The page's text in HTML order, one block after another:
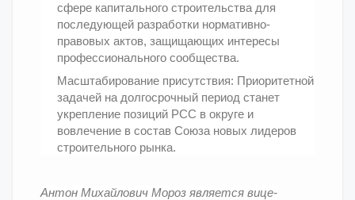
сфере капитального строительства для
последующей разработки нормативно-
правовых актов, защищающих интересы
профессионального сообщества.
Масштабирование присутствия: Приоритетной
задачей на долгосрочный период станет
укрепление позиций РСС в округе и
вовлечение в состав Союза новых лидеров
строительного рынка.
Антон Михайлович Мороз является вице-